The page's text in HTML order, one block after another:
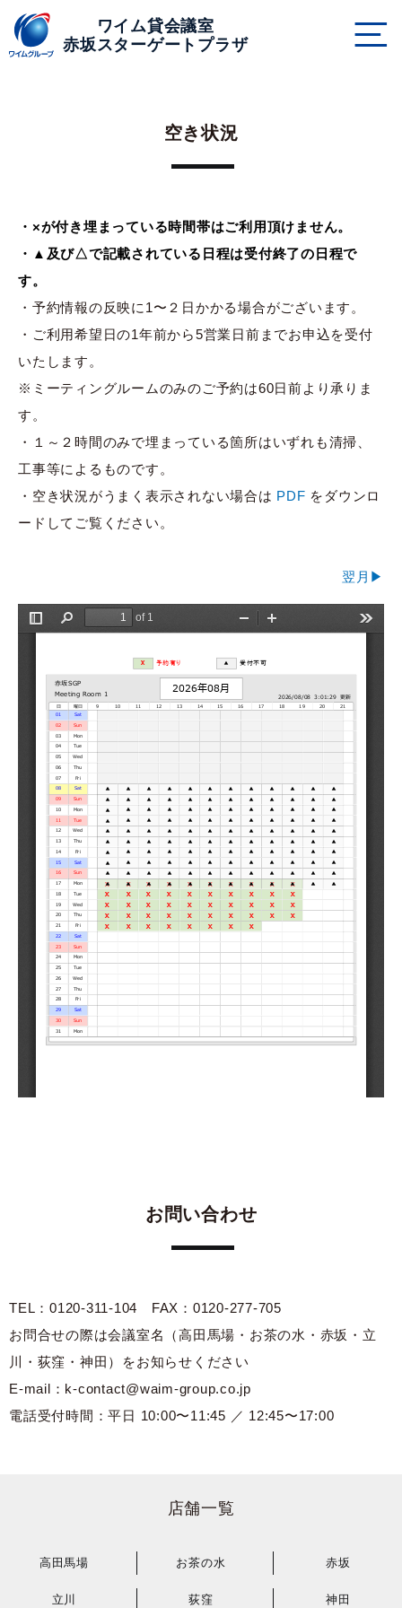
ワイム貸会議室
赤坂スターゲートプラザ
空き状況
・×が付き埋まっている時間帯はご利用頂けません。
・▲及び△で記載されている日程は受付終了の日程で
す。
・予約情報の反映に1〜２日かかる場合がございます。
・ご利用希望日の1年前から5営業日前までお申込を受付
いたします。
※ミーティングルームのみのご予約は60日前より承りま
す。
・１～２時間のみで埋まっている箇所はいずれも清掃、
工事等によるものです。
・空き状況がうまく表示されない場合は PDF をダウンロ
ードしてご覧ください。
翌月▶
お問い合わせ
TEL：0120-311-104 FAX：0120-277-705
お問合せの際は会議室名（高田馬場・お茶の水・赤坂・立
川・荻窪・神田）をお知らせください
E-mail：k-contact@waim-group.co.jp
電話受付時間：平日 10:00〜11:45 ／ 12:45〜17:00
店舗一覧
高田馬場 お茶の水 赤坂
立川 荻窪 神田